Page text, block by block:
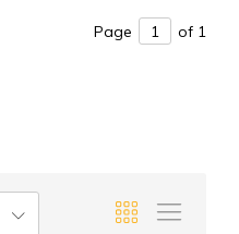
Page of 1